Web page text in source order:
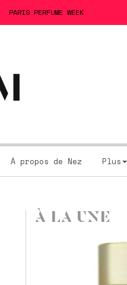
PARIS PERFUME WEEK
À propos de Nez Plus
À LA UNE